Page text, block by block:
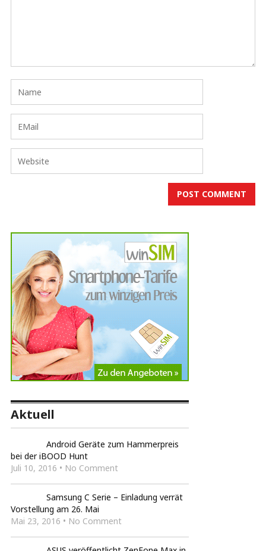
Aktuell
Android Geräte zum Hammerpreis
bei der iBOOD Hunt
Juli 10, 2016 • No Comment
Samsung C Serie – Einladung verrät
Vorstellung am 26. Mai
Mai 23, 2016 • No Comment